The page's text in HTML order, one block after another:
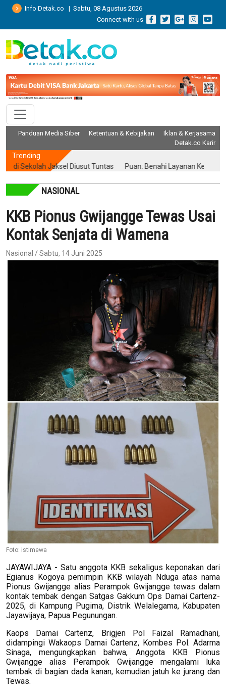
Info Detak.co | Sabtu, 08 Agustus 2026
Connect with us
Panduan Media Siber Ketentuan & Kebijakan
Iklan & Kerjasama
Detak.co Karir
Trending
Jaksel Diusut Tuntas Puan: Benahi Layanan Kesehatan
NASIONAL
KKB Pionus Gwijangge Tewas Usai
Kontak Senjata di Wamena
Nasional / Sabtu, 14 Juni 2025
Foto: istimewa
JAYAWIJAYA - Satu anggota KKB sekaligus keponakan dari
Egianus Kogoya pemimpin KKB wilayah Nduga atas nama
Pionus Gwijangge alias Perampok Gwijangge tewas dalam
kontak tembak dengan Satgas Gakkum Ops Damai Cartenz-
2025, di Kampung Pugima, Distrik Welalegama, Kabupaten
Jayawijaya, Papua Pegunungan.
Kaops Damai Cartenz, Brigjen Pol Faizal Ramadhani,
didampingi Wakaops Damai Cartenz, Kombes Pol. Adarma
Sinaga, mengungkapkan bahwa, Anggota KKB Pionus
Gwijangge alias Perampok Gwijangge mengalami luka
tembak di bagian dada kanan, kemudian jatuh ke jurang dan
Tewas.